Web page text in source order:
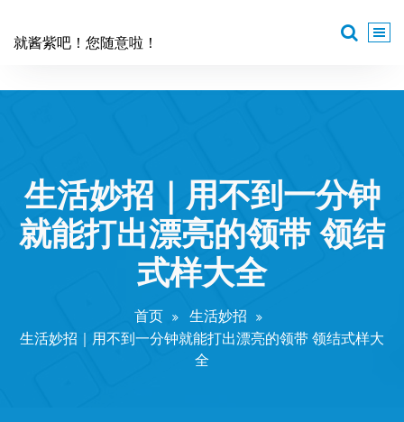
就酱紫吧！您随意啦！
生活妙招｜用不到一分钟
就能打出漂亮的领带 领结
式样大全
首页
生活妙招
生活妙招｜用不到一分钟就能打出漂亮的领带 领结式样大
全